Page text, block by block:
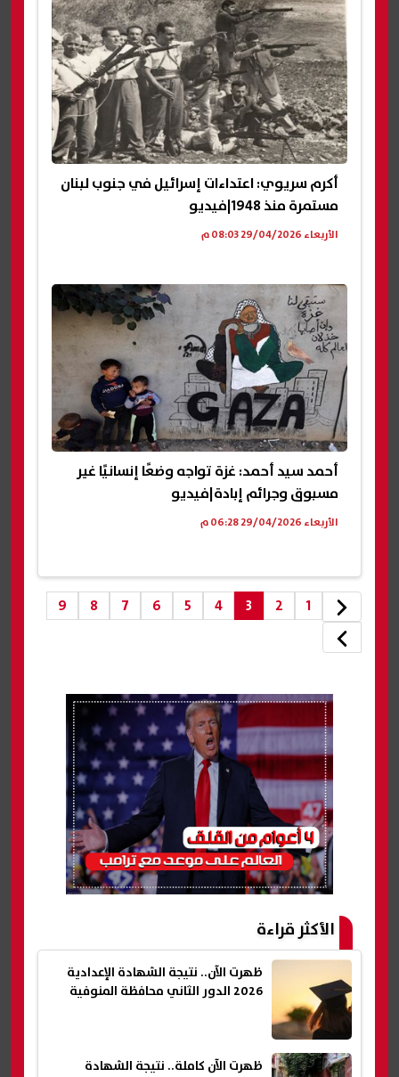
أكرم سريوي: اعتداءات إسرائيل في جنوب لبنان
مستمرة منذ 1948|فيديو
الأربعاء 29/04/2026 08:03 م
أحمد سيد أحمد: غزة تواجه وضعًا إنسانيًا غير
مسبوق وجرائم إبادة|فيديو
الأربعاء 29/04/2026 06:28 م
1
2
3
4
5
6
7
8
9
الأكثر قراءة
ظهرت الآن.. نتيجة الشهادة الإعدادية
2026 الدور الثاني محافظة المنوفية
ظهرت الآن كاملة.. نتيجة الشهادة